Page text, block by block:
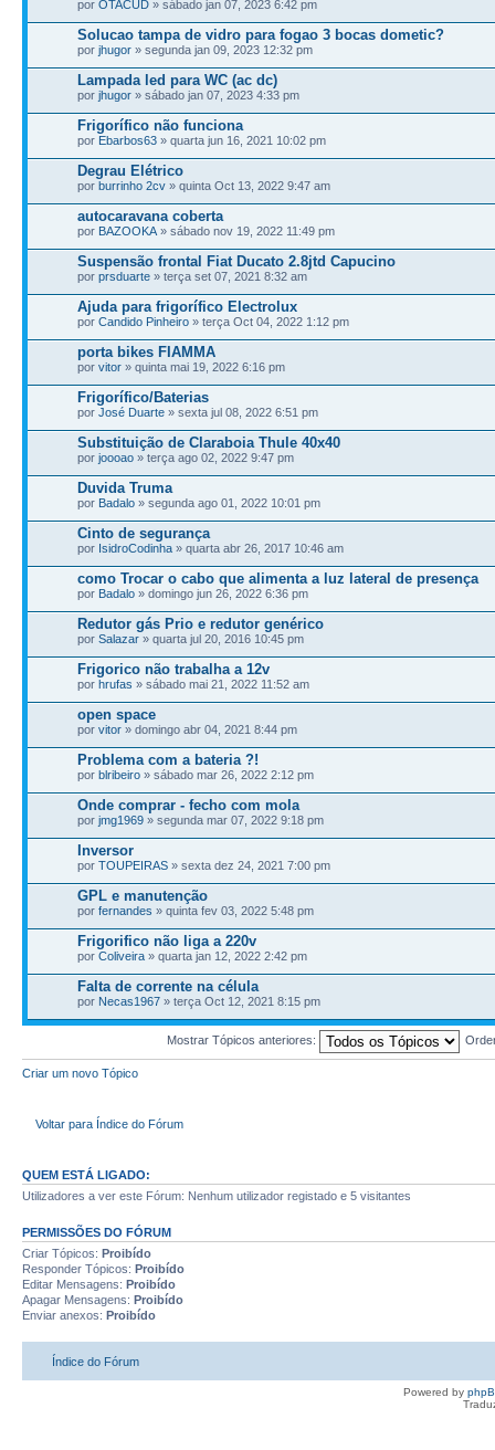
por OTACUD » sábado jan 07, 2023 6:42 pm
Solucao tampa de vidro para fogao 3 bocas dometic?
por jhugor » segunda jan 09, 2023 12:32 pm
Lampada led para WC (ac dc)
por jhugor » sábado jan 07, 2023 4:33 pm
Frigorífico não funciona
por Ebarbos63 » quarta jun 16, 2021 10:02 pm
Degrau Elétrico
por burrinho 2cv » quinta Oct 13, 2022 9:47 am
autocaravana coberta
por BAZOOKA » sábado nov 19, 2022 11:49 pm
Suspensão frontal Fiat Ducato 2.8jtd Capucino
por prsduarte » terça set 07, 2021 8:32 am
Ajuda para frigorífico Electrolux
por Candido Pinheiro » terça Oct 04, 2022 1:12 pm
porta bikes FIAMMA
por vitor » quinta mai 19, 2022 6:16 pm
Frigorífico/Baterias
por José Duarte » sexta jul 08, 2022 6:51 pm
Substituição de Claraboia Thule 40x40
por joooao » terça ago 02, 2022 9:47 pm
Duvida Truma
por Badalo » segunda ago 01, 2022 10:01 pm
Cinto de segurança
por IsidroCodinha » quarta abr 26, 2017 10:46 am
como Trocar o cabo que alimenta a luz lateral de presença
por Badalo » domingo jun 26, 2022 6:36 pm
Redutor gás Prio e redutor genérico
por Salazar » quarta jul 20, 2016 10:45 pm
Frigorico não trabalha a 12v
por hrufas » sábado mai 21, 2022 11:52 am
open space
por vitor » domingo abr 04, 2021 8:44 pm
Problema com a bateria ?!
por blribeiro » sábado mar 26, 2022 2:12 pm
Onde comprar - fecho com mola
por jmg1969 » segunda mar 07, 2022 9:18 pm
Inversor
por TOUPEIRAS » sexta dez 24, 2021 7:00 pm
GPL e manutenção
por fernandes » quinta fev 03, 2022 5:48 pm
Frigorifico não liga a 220v
por Coliveira » quarta jan 12, 2022 2:42 pm
Falta de corrente na célula
por Necas1967 » terça Oct 12, 2021 8:15 pm
Mostrar Tópicos anteriores:
Criar um novo Tópico
Voltar para Índice do Fórum
QUEM ESTÁ LIGADO:
Utilizadores a ver este Fórum: Nenhum utilizador registado e 5 visitantes
PERMISSÕES DO FÓRUM
Criar Tópicos: Proibído
Responder Tópicos: Proibído
Editar Mensagens: Proibído
Apagar Mensagens: Proibído
Enviar anexos: Proibído
Índice do Fórum
Powered by